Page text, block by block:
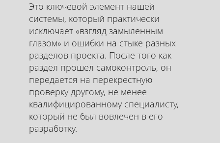
Это ключевой элемент нашей
системы, который практически
исключает «взгляд замыленным
глазом» и ошибки на стыке разных
разделов проекта. После того как
раздел прошел самоконтроль, он
передается на перекрестную
проверку другому, не менее
квалифицированному специалисту,
который не был вовлечен в его
разработку.